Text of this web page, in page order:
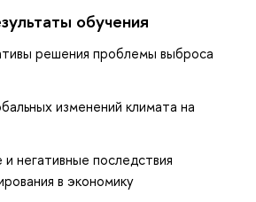
обучения
решения проблемы выброса
изменений климата на
негативные последствия
в экономику